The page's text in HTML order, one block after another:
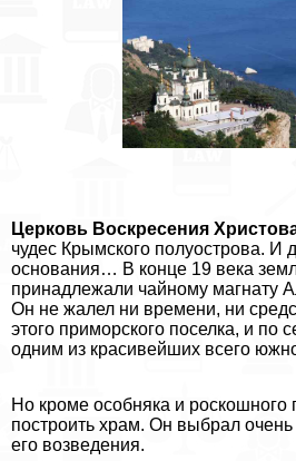
Церковь Воскресения
чудес Крымского полуострова. И
основания… В конце 19 века
принадлежали чайному магнату
Он не жалел ни времени, ни
этого приморского поселка, и по
одним из красивейших всего
Но кроме особняка и роскошного
построить храм. Он выбрал
его возведения.